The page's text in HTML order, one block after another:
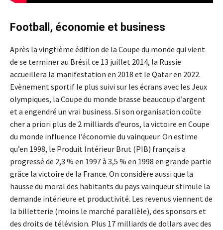
Football, économie et business
Après la vingtième édition de la Coupe du monde qui vient
de se terminer au Brésil ce 13 juillet 2014, la Russie
accueillera la manifestation en 2018 et le Qatar en 2022.
Evènement sportif le plus suivi sur les écrans avec les Jeux
olympiques, la Coupe du monde brasse beaucoup d’argent
et a engendré un vrai business. Si son organisation coûte
cher a priori plus de 2 milliards d’euros, la victoire en Coupe
du monde influence l’économie du vainqueur. On estime
qu’en 1998, le Produit Intérieur Brut (PIB) français a
progressé de 2,3 % en 1997 à 3,5 % en 1998 en grande partie
grâce la victoire de la France. On considère aussi que la
hausse du moral des habitants du pays vainqueur stimule la
demande intérieure et productivité. Les revenus viennent de
la billetterie (moins le marché parallèle), des sponsors et
des droits de télévision. Plus 17 milliards de dollars avec des